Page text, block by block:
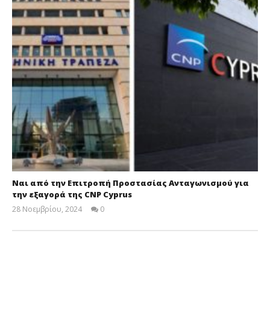
Ναι από την Επιτροπή Προστασίας Ανταγωνισμού για
την εξαγορά της CNP Cyprus
28 Νοεμβρίου, 2024
Insurance
0